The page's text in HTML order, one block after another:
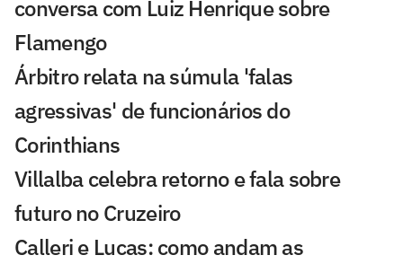
conversa com Luiz Henrique sobre
Flamengo
Árbitro relata na súmula 'falas
agressivas' de funcionários do
Corinthians
Villalba celebra retorno e fala sobre
futuro no Cruzeiro
Calleri e Lucas: como andam as